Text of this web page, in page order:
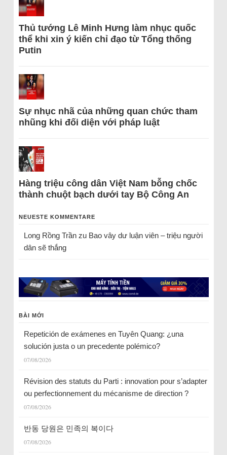
Thủ tướng Lê Minh Hưng làm nhục quốc
thể khi xin ý kiến chỉ đạo từ Tổng thống
Putin
Sự nhục nhã của những quan chức tham
nhũng khi đối diện với pháp luật
Hàng triệu công dân Việt Nam bỗng chốc
thành chuột bạch dưới tay Bộ Công An
NEUESTE KOMMENTARE
Long Rồng Trầnzu Bao vây dư luận viên – triệu người
dân sẽ thắng
BÀI MỚI
Repetición de exámenes en Tuyên Quang: ¿una
solución justa o un precedente polémico?
07/08/2026
Révision des statuts du Parti : innovation pour s’adapter
ou perfectionnement du mécanisme de direction ?
07/08/2026
반동 당원은 민족의 복이다
07/08/2026